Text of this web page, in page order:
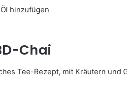
hinzufügen
Chai
Tee-Rezept, mit Kräutern und